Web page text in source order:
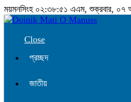
ময়মনসিংহ ০২:৩৮:৫১ এএম, শুক্রবার, ০৭
Close
প্রচ্ছদ
জাতীয়